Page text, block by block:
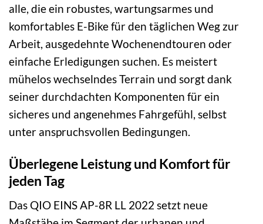
alle, die ein robustes, wartungsarmes und
komfortables E-Bike für den täglichen Weg zur
Arbeit, ausgedehnte Wochenendtouren oder
einfache Erledigungen suchen. Es meistert
mühelos wechselndes Terrain und sorgt dank
seiner durchdachten Komponenten für ein
sicheres und angenehmes Fahrgefühl, selbst
unter anspruchsvollen Bedingungen.
Überlegene Leistung und Komfort für
jeden Tag
Das QIO EINS AP-8R LL 2022 setzt neue